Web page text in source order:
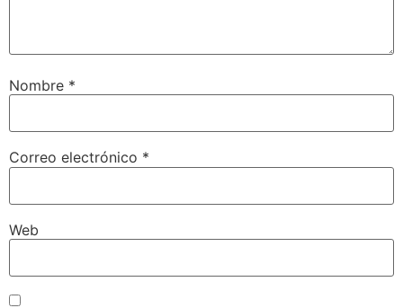
Nombre *
Correo electrónico *
Web